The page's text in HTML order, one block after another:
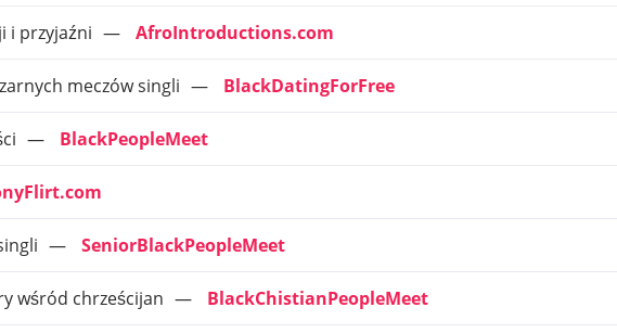
i przyjaźni AfroIntroductions.com
meczów singli BlackDatingForFree
BlackPeopleMeet
SeniorBlackPeopleMeet
wśród chrześcijan BlackChistianPeopleMeet